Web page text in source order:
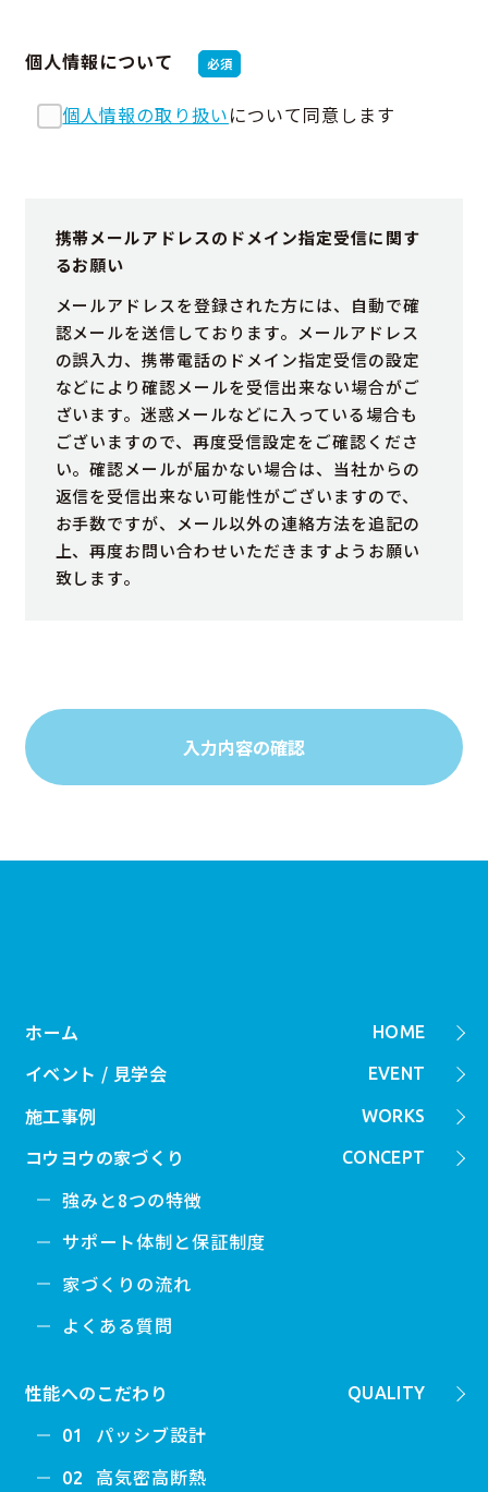
個人情報について 必須
個人情報の取り扱いについて同意します
携帯メールアドレスのドメイン指定受信に関す
るお願い
メールアドレスを登録された方には、自動で確
認メールを送信しております。メールアドレス
の誤入力、携帯電話のドメイン指定受信の設定
などにより確認メールを受信出来ない場合がご
ざいます。迷惑メールなどに入っている場合も
ございますので、再度受信設定をご確認くださ
い。確認メールが届かない場合は、当社からの
返信を受信出来ない可能性がございますので、
お手数ですが、メール以外の連絡方法を追記の
上、再度お問い合わせいただきますようお願い
致します。
HOME
ホーム
EVENT
イベント / 見学会
WORKS
施工事例
CONCEPT
コウヨウの家づくり
強みと8つの特徴
サポート体制と保証制度
家づくりの流れ
よくある質問
QUALITY
性能へのこだわり
01 パッシブ設計
02 高気密高断熱